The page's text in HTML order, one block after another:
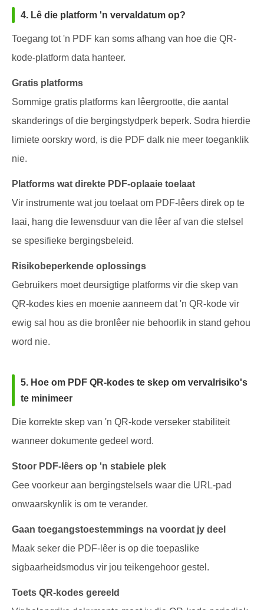
4. Lê die platform 'n vervaldatum op?
Toegang tot 'n PDF kan soms afhang van hoe die QR-
kode-platform data hanteer.
Gratis platforms
Sommige gratis platforms kan lêergrootte, die aantal
skanderings of die bergingstydperk beperk. Sodra hierdie
limiete oorskry word, is die PDF dalk nie meer toeganklik
nie.
Platforms wat direkte PDF-oplaaie toelaat
Vir instrumente wat jou toelaat om PDF-lêers direk op te
laai, hang die lewensduur van die lêer af van die stelsel
se spesifieke bergingsbeleid.
Risikobeperkende oplossings
Gebruikers moet deursigtige platforms vir die skep van
QR-kodes kies en moenie aanneem dat 'n QR-kode vir
ewig sal hou as die bronlêer nie behoorlik in stand gehou
word nie.
5. Hoe om PDF QR-kodes te skep om vervalrisiko's
te minimeer
Die korrekte skep van 'n QR-kode verseker stabiliteit
wanneer dokumente gedeel word.
Stoor PDF-lêers op 'n stabiele plek
Gee voorkeur aan bergingstelsels waar die URL-pad
onwaarskynlik is om te verander.
Gaan toegangstoestemmings na voordat jy deel
Maak seker die PDF-lêer is op die toepaslike
sigbaarheidsmodus vir jou teikengehoor gestel.
Toets QR-kodes gereeld